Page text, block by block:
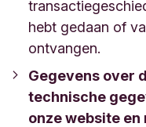
hebt gedaan of
ontvangen.
Gegevens over
technische
onze website en